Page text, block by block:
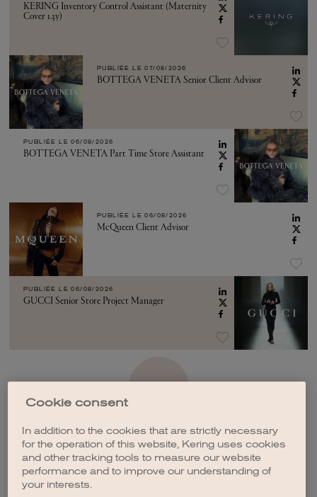
KERING Inventory Control Assistant (Maternity
Cover 1.3y)
PUBLIÉE LE 07/08/2026
BOTTEGA VENETA Senior Client Advisor
PUBLIÉE LE 06/08/2026
BOTTEGA VENETA Part Time Store Assistant
PUBLIÉE LE 06/08/2026
McQueen Client Advisor
PUBLIÉE LE 06/08/2026
GUCCI Senior Store Project Manager
CRÉER UNE ALERTE
Cookie consent
In addition to the cookies that are strictly necessary
for the operation of this website, Kering uses cookies
and other tracking tools to measure our website
performance and to improve our understanding of
your interests.